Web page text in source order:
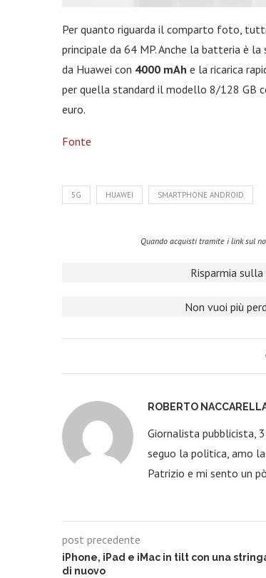
Per quanto riguarda il comparto foto,
principale da 64 MP. Anche la batteria è
da Huawei con 4000 mAh e la ricarica
per quella standard il modello 8/128 GB
euro.
Fonte
5G HUAWEI SMARTPHONE ANDROID
Quando acquisti tramite i link sul
Risparmia
Non vuoi più
ROBERTO
Giornalista pubblicista,
seguo la politica, amo
Patrizio e mi sento un
post precedente
iPhone, iPad e iMac in tilt con una
di nuovo